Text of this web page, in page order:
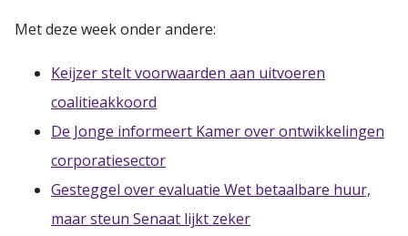
Met deze week onder andere:
Keijzer stelt voorwaarden aan uitvoeren
coalitieakkoord
De Jonge informeert Kamer over ontwikkelingen
corporatiesector
Gesteggel over evaluatie Wet betaalbare huur,
maar steun Senaat lijkt zeker